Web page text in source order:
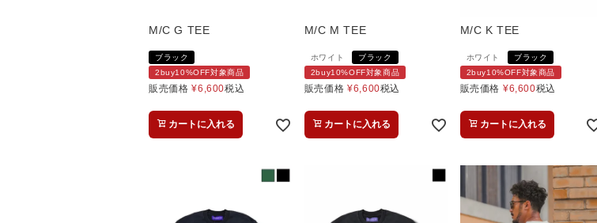
M/C G TEE
ブラック
2buy10%OFF対象商品
販売価格 ¥6,600税込
カートに入れる
M/C M TEE
ホワイト
ブラック
2buy10%OFF対象商品
販売価格 ¥6,600税込
カートに入れる
M/C K TEE
ホワイト
ブラック
2buy10%OFF対象商品
販売価格 ¥6,600税込
カートに入れる